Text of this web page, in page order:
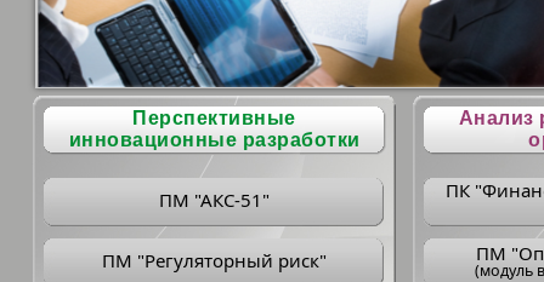
Перспективные
инновационные разработки
ПМ "АКС-51"
ПМ "Регуляторный риск"
Анализ
ПК
ПM
(модуль